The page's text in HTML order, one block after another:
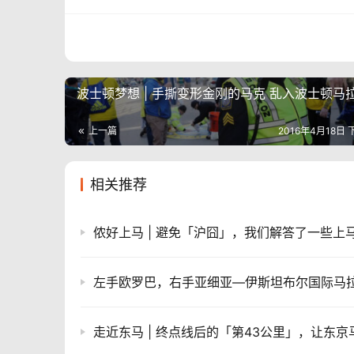
波士顿梦想 | 手撕变形金刚的马克 乱入波士顿马
上一篇 2016年4月18日
相关推荐
左手欧罗巴，右手亚细亚—伊斯坦布尔国际马